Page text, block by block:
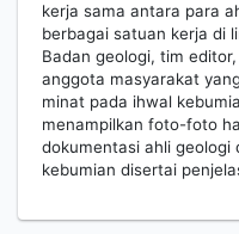
kerja sama antara para
berbagai satuan kerja di
Badan geologi, tim
anggota masyarakat
minat pada ihwal
menampilkan foto-foto
dokumentasi ahli geologi
kebumian disertai